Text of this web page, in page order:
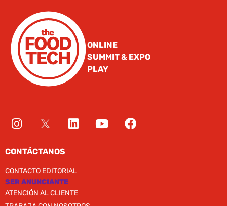
ONLINE
SUMMIT & EXPO
PLAY
CONTÁCTANOS
CONTACTO EDITORIAL
SER ANUNCIANTE
ATENCIÓN AL CLIENTE